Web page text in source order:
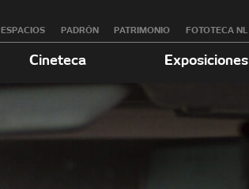
ESPACIOS PADRÓN PATRIMONIO FOTOTECA NL
Cineteca Exposiciones